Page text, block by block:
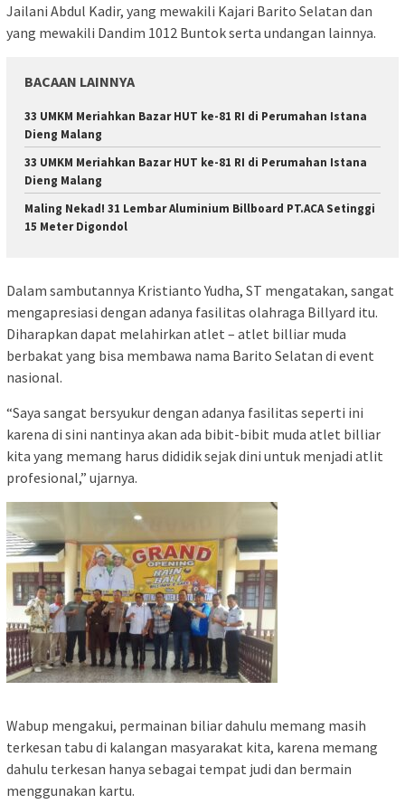
Jailani Abdul Kadir, yang mewakili Kajari Barito Selatan dan
yang mewakili Dandim 1012 Buntok serta undangan lainnya.
BACAAN LAINNYA
33 UMKM Meriahkan Bazar HUT ke-81 RI di Perumahan Istana
Dieng Malang
33 UMKM Meriahkan Bazar HUT ke-81 RI di Perumahan Istana
Dieng Malang
Maling Nekad! 31 Lembar Aluminium Billboard PT.ACA Setinggi
15 Meter Digondol
Dalam sambutannya Kristianto Yudha, ST mengatakan, sangat
mengapresiasi dengan adanya fasilitas olahraga Billyard itu.
Diharapkan dapat melahirkan atlet – atlet billiar muda
berbakat yang bisa membawa nama Barito Selatan di event
nasional.
“Saya sangat bersyukur dengan adanya fasilitas seperti ini
karena di sini nantinya akan ada bibit-bibit muda atlet billiar
kita yang memang harus dididik sejak dini untuk menjadi atlit
profesional,” ujarnya.
Wabup mengakui, permainan biliar dahulu memang masih
terkesan tabu di kalangan masyarakat kita, karena memang
dahulu terkesan hanya sebagai tempat judi dan bermain
menggunakan kartu.